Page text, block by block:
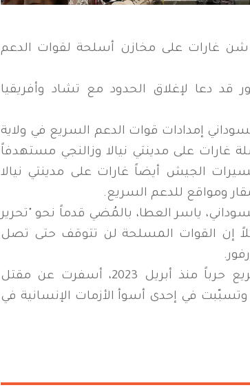
شن غارات على مخازن أسلحة لقوات الدعم
دعا لإغلاق الحدود مع تشاد وأفريقيا
إمدادات قوات الدعم السريع في ولاية
على مدينتي نيالا وزالنجي مستهدفاً
الجيش أيضاً غارات على مدينتي نيالا
ومواقع للدعم السريع.
ياسر العطا، بالمُضي قدماً نحو "تحرير
إن القوات المسلحة لن تتوقف حتى تصل
ويخوض الجيش السوداني وقوات الدعم السريع حرباً منذ أبريل 2023، أسفرت عن مقتل
في إحدى أسوأ الأزمات الإنسانية في